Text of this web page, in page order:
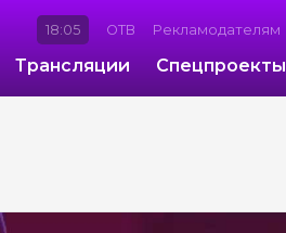
18:05 ОТВ Рекламодателям
Трансляции Спецпроекты